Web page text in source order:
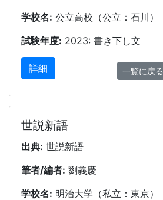
学校名: 公立高校（公立：石川）
試験年度: 2023: 書き下し文
詳細 一覧に戻る
世説新語
出典: 世説新語
筆者/編者: 劉義慶
学校名: 明治大学（私立：東京）